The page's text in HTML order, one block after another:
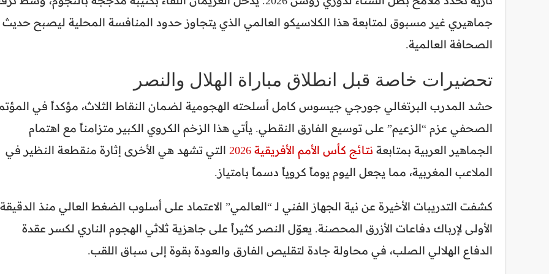
جماهيري غير مسبوق لمتابعة هذا الكلاسيكو العالمي الذي يتجاوز حدود المنافسة المحلية ليصبح حديث
الصحافة العالمية.
تحضيرات خاصة قبل انطلاق مباراة الهلال والنصر
حشد المدرب البرتغالي جورجي جيسوس كامل أسلحته الهجومية لضمان النقاط الثلاث، مؤكداً في
الصحفي عزم “الزعيم” على توسيع الفارق النقطي. يأتي هذا الزخم الكروي الكبير متزامناً مع اهتمام
الجماهير العربية بمتابعة نتائج كأس الأمم الأفريقية 2026
التي تشهد هي الأخرى إثارة منقطعة النظير في
الملاعب المغربية، مما يجعل اليوم يوماً كروياً دسماً بامتياز.
كشفت التدريبات الأخيرة عن نية الجهاز الفني لـ “العالمي” الاعتماد على أسلوب الضغط العالي منذ الدقيقة
الأولى لإرباك دفاعات الأزرق المحصنة. يعوّل النصر كثيراً على جاهزية ثلاثي الهجوم الناري لكسر عقدة
الدفاع الهلالي الصلب، في محاولة جادة لتقليص الفارق والعودة بقوة إلى سباق اللقب.